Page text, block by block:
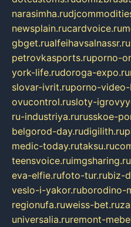
narasimha.ru
newsplain.rucardvoice.ru
gbget.rualfeihavsalnassr.ru
petrovkasports.ruporno-
york-life.rudoroga-expo.ru
slovar-ivrit.ruporno-
ovucontrol.rusloty-
ru-industriya.rurusskoe-
belgorod-day.rudigilith.ru
medic-today.rutaksu.ru
teensvoice.ruimgsharing.ru
eva-elfie.rufoto-tur.rubiz-
veslo-i-yakor.ruborodino-
regionufa.ruweiss-bet.ru
universalia.ruremont-